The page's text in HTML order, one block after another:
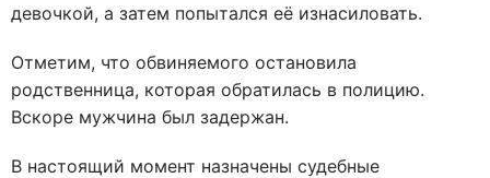
девочкой, а затем попытался её изнасиловать.
Отметим, что обвиняемого остановила
родственница, которая обратилась в полицию.
Вскоре мужчина был задержан.
В настоящий момент назначены судебные